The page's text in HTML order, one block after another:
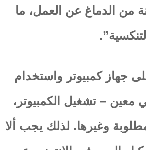
من الدماغ عن العمل، ما
جهاز كمبيوتر واستخدام
معين – تشغيل الكمبيوتر،
وغيرها. لذلك يجب ألا